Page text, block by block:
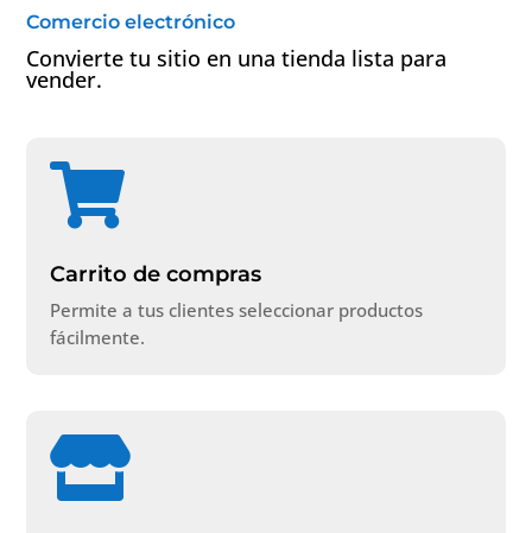
Comercio electrónico
Convierte tu sitio en una tienda lista para
vender.

Carrito de compras
Permite a tus clientes seleccionar productos
fácilmente.
